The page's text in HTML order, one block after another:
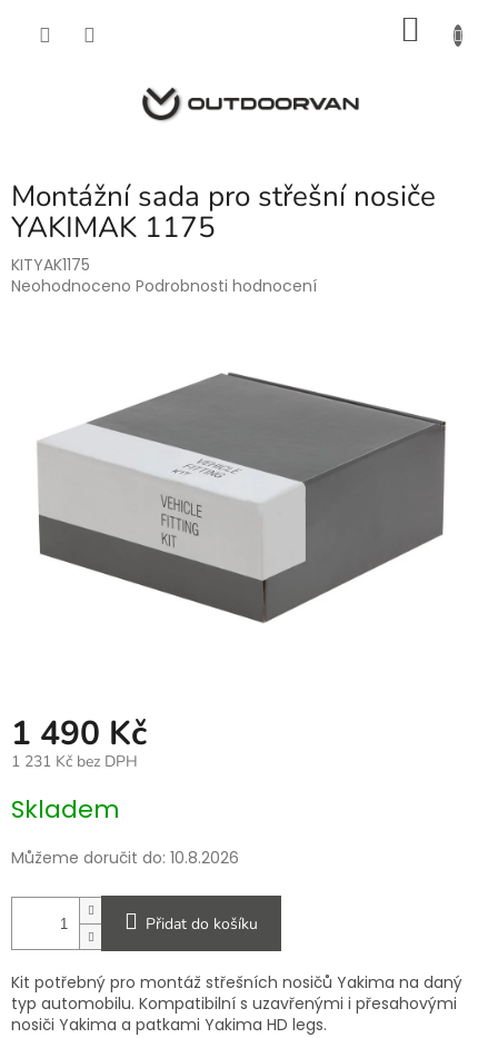
Montážní sada pro střešní nosiče
YAKIMAK 1175
KITYAK1175
Průměrné
hvězdiček.
Neohodnoceno Podrobnosti hodnocení
1 490 Kč
1 231 Kč bez DPH
cena:
Skladem
Můžeme doručit do: 10.8.2026
Přidat do košíku
Kit potřebný pro montáž střešních nosičů Yakima na daný
typ automobilu. Kompatibilní s uzavřenými i přesahovými
nosiči Yakima a patkami Yakima HD legs.